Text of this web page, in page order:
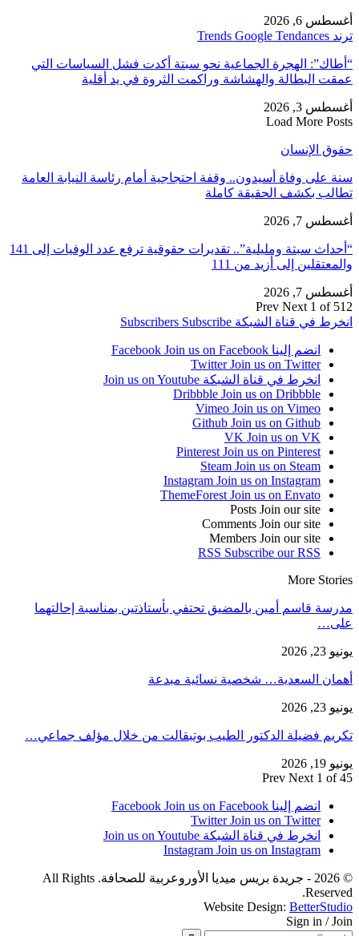
أغسطس 6, 2026
ترند Trends Google Tendances
“أطاك”: الهجرة الجماعية نحو سبتة أكدت فشل السياسات التي
عمقت البطالة والهشاشة وراكمت الثروة في يد أقلية
أغسطس 3, 2026
Load More Posts
حقوق الإنسان
سنة على وفاة أسيدون.. وقفة احتجاجية أمام رئاسة النيابة العامة
تطالب بكشف الحقيقة كاملة
أغسطس 7, 2026
“أحداث سبتة ومليلية”.. تقديرات حقوقية ترفع عدد الوفيات إلى 141
والمعتقلين إلى أزيد من 111
أغسطس 7, 2026
Prev Next 1 of 512
انخرط في قناة الشبكة
Subscribers Subscribe
انضم إلينا Facebook Join us on Facebook
Twitter Join us on Twitter
انخرط في قناة الشبكة Join us on Youtube
Dribbble Join us on Dribbble
Vimeo Join us on Vimeo
Github Join us on Github
VK Join us on VK
Pinterest Join us on Pinterest
Steam Join us on Steam
Instagram Join us on Instagram
ThemeForest Join us on Envato
Posts Join our site
Comments Join our site
Members Join our site
RSS Subscribe our RSS
More Stories
مدرسة قاسم أمين بالمضيق تحتفي بأستاذتين بمناسبة إحالتهما
على…
يونيو 23, 2026
أهمان السعدية… شخصية نسائية مبدعة
يونيو 23, 2026
تكريم فضيلة الدكتور الطيب بوتبقالت من خلال مؤلف جماعي…
يونيو 19, 2026
Prev Next 1 of 45
انضم إلينا Facebook Join us on Facebook
Twitter Join us on Twitter
انخرط في قناة الشبكة Join us on Youtube
Instagram Join us on Instagram
© 2026 - جريدة بريس ميديا الأوروعربية للصحافة. All Rights
Reserved.
Website Design: BetterStudio
Sign in / Join